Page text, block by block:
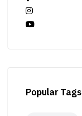
Popular Tags